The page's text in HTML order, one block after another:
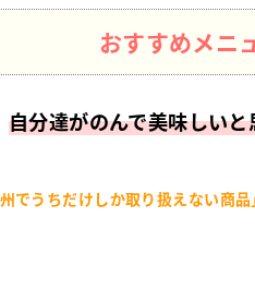
おすすめメニ
自分達がのんで美味しい
州でうちだけしか取り扱えない商品」